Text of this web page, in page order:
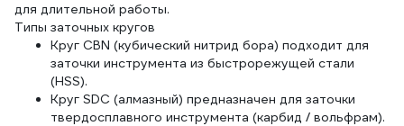
для длительной работы.
Типы заточных кругов
Круг CBN (кубический нитрид бора) подходит для
заточки инструмента из быстрорежущей стали
(HSS).
Круг SDC (алмазный) предназначен для заточки
твердосплавного инструмента (карбид / вольфрам).